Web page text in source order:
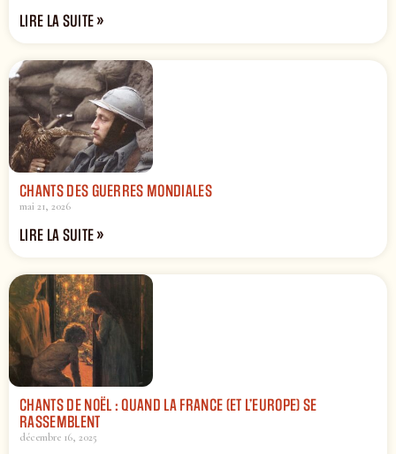
LIRE LA SUITE »
CHANTS DES GUERRES MONDIALES
mai 21, 2026
LIRE LA SUITE »
CHANTS DE NOËL : QUAND LA FRANCE (ET L’EUROPE) SE
RASSEMBLENT
décembre 16, 2025